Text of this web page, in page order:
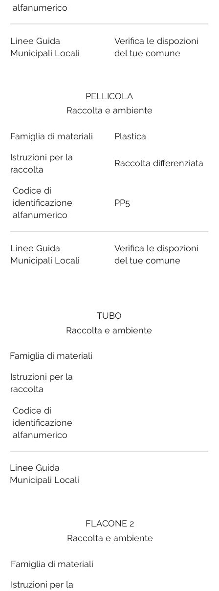
PELLICOLA
Raccolta e ambiente
Famiglia di materiali
Istruzioni per la
raccolta
Codice di
identificazione
alfanumerico
Linee Guida
Municipali Locali
Plastica
Raccolta differenziata
PP5
Verifica le dispozioni
del tue comune
FLACONE 2
Raccolta e ambiente
Famiglia di materiali
Istruzioni per la
alfanumerico
Linee Guida
Municipali Locali
Verifica le dispozioni
del tue comune
TUBO
Raccolta e ambiente
Famiglia di materiali
Istruzioni per la
raccolta
Codice di
identificazione
alfanumerico
Linee Guida
Municipali Locali